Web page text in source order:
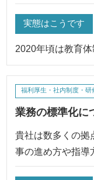
実態はこうです
2020年頃は教育
業務の標準化に
福利厚生・社内制度・研
貴社は数多くの拠
事の進め方や指導